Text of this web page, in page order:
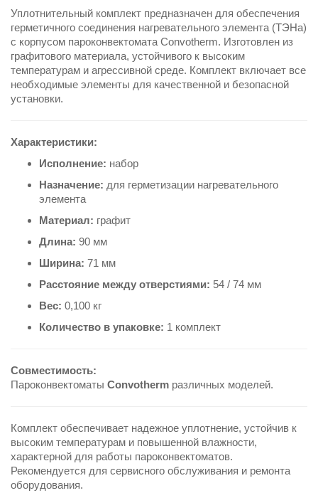
Уплотнительный комплект предназначен для обеспечения
герметичного соединения нагревательного элемента (ТЭНа)
с корпусом пароконвектомата Convotherm. Изготовлен из
графитового материала, устойчивого к высоким
температурам и агрессивной среде. Комплект включает все
необходимые элементы для качественной и безопасной
установки.
Характеристики:
Исполнение: набор
Назначение: для герметизации нагревательного
элемента
Материал: графит
Длина: 90 мм
Ширина: 71 мм
Расстояние между отверстиями: 54 / 74 мм
Вес: 0,100 кг
Количество в упаковке: 1 комплект
Совместимость:
Пароконвектоматы Convotherm различных моделей.
Комплект обеспечивает надежное уплотнение, устойчив к
высоким температурам и повышенной влажности,
характерной для работы пароконвектоматов.
Рекомендуется для сервисного обслуживания и ремонта
оборудования.